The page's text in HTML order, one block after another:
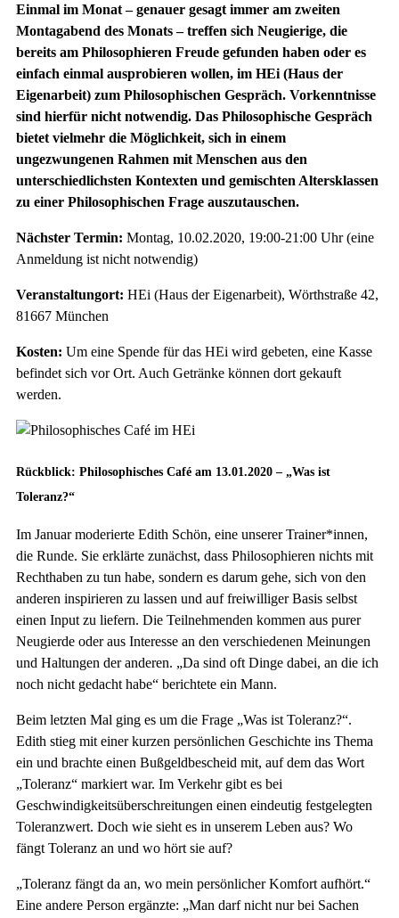
Einmal im Monat – genauer gesagt immer am zweiten
Montagabend des Monats – treffen sich Neugierige, die
bereits am Philosophieren Freude gefunden haben oder es
einfach einmal ausprobieren wollen, im HEi (Haus der
Eigenarbeit) zum Philosophischen Gespräch. Vorkenntnisse
sind hierfür nicht notwendig. Das Philosophische Gespräch
bietet vielmehr die Möglichkeit, sich in einem
ungezwungenen Rahmen mit Menschen aus den
unterschiedlichsten Kontexten und gemischten Altersklassen
zu einer Philosophischen Frage auszutauschen.
Nächster Termin: Montag, 10.02.2020, 19:00-21:00 Uhr (eine
Anmeldung ist nicht notwendig)
Veranstaltungort: HEi (Haus der Eigenarbeit), Wörthstraße 42,
81667 München
Kosten: Um eine Spende für das HEi wird gebeten, eine Kasse
befindet sich vor Ort. Auch Getränke können dort gekauft
werden.
Rückblick: Philosophisches Café am 13.01.2020 – „Was ist
Toleranz?“
Im Januar moderierte Edith Schön, eine unserer Trainer*innen,
die Runde. Sie erklärte zunächst, dass Philosophieren nichts mit
Rechthaben zu tun habe, sondern es darum gehe, sich von den
anderen inspirieren zu lassen und auf freiwilliger Basis selbst
einen Input zu liefern. Die Teilnehmenden kommen aus purer
Neugierde oder aus Interesse an den verschiedenen Meinungen
und Haltungen der anderen. „Da sind oft Dinge dabei, an die ich
noch nicht gedacht habe“ berichtete ein Mann.
Beim letzten Mal ging es um die Frage „Was ist Toleranz?“.
Edith stieg mit einer kurzen persönlichen Geschichte ins Thema
ein und brachte einen Bußgeldbescheid mit, auf dem das Wort
„Toleranz“ markiert war. Im Verkehr gibt es bei
Geschwindigkeitsüberschreitungen einen eindeutig festgelegten
Toleranzwert. Doch wie sieht es in unserem Leben aus? Wo
fängt Toleranz an und wo hört sie auf?
„Toleranz fängt da an, wo mein persönlicher Komfort aufhört.“
Eine andere Person ergänzte: „Man darf nicht nur bei Sachen